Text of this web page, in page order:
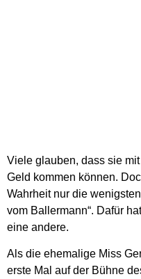
Viele glauben, dass sie
Geld kommen können.
Wahrheit nur die
vom Ballermann“. Dafür
eine andere.
Als die ehemalige Miss
erste Mal auf der Bühne